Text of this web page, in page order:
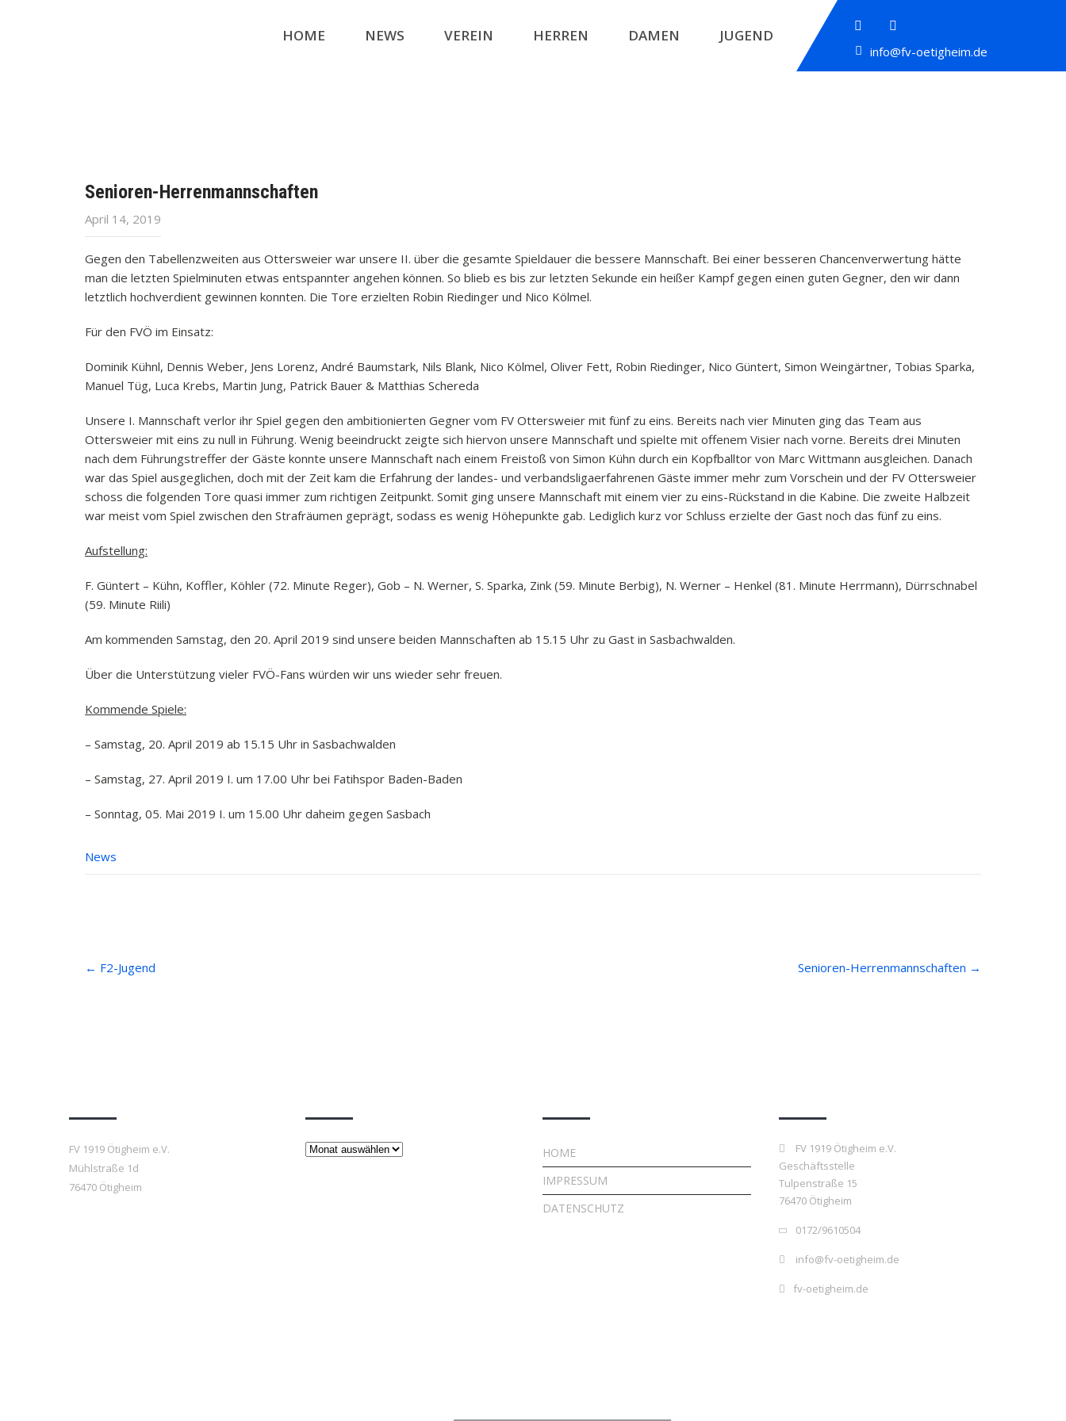
info@fv-oetigheim.de
HOME NEWS VEREIN HERREN DAMEN JUGEND
Senioren-Herrenmannschaften
April 14, 2019
Gegen den Tabellenzweiten aus Ottersweier war unsere II. über die gesamte Spieldauer die bessere Mannschaft. Bei einer besseren Chancenverwertung hätte
man die letzten Spielminuten etwas entspannter angehen können. So blieb es bis zur letzten Sekunde ein heißer Kampf gegen einen guten Gegner, den wir dann
letztlich hochverdient gewinnen konnten. Die Tore erzielten Robin Riedinger und Nico Kölmel.
Für den FVÖ im Einsatz:
Dominik Kühnl, Dennis Weber, Jens Lorenz, André Baumstark, Nils Blank, Nico Kölmel, Oliver Fett, Robin Riedinger, Nico Güntert, Simon Weingärtner, Tobias Sparka,
Manuel Tüg, Luca Krebs, Martin Jung, Patrick Bauer & Matthias Schereda
Unsere I. Mannschaft verlor ihr Spiel gegen den ambitionierten Gegner vom FV Ottersweier mit fünf zu eins. Bereits nach vier Minuten ging das Team aus
Ottersweier mit eins zu null in Führung. Wenig beeindruckt zeigte sich hiervon unsere Mannschaft und spielte mit offenem Visier nach vorne. Bereits drei Minuten
nach dem Führungstreffer der Gäste konnte unsere Mannschaft nach einem Freistoß von Simon Kühn durch ein Kopfballtor von Marc Wittmann ausgleichen. Danach
war das Spiel ausgeglichen, doch mit der Zeit kam die Erfahrung der landes- und verbandsligaerfahrenen Gäste immer mehr zum Vorschein und der FV Ottersweier
schoss die folgenden Tore quasi immer zum richtigen Zeitpunkt. Somit ging unsere Mannschaft mit einem vier zu eins-Rückstand in die Kabine. Die zweite Halbzeit
war meist vom Spiel zwischen den Strafräumen geprägt, sodass es wenig Höhepunkte gab. Lediglich kurz vor Schluss erzielte der Gast noch das fünf zu eins.
Aufstellung:
F. Güntert – Kühn, Koffler, Köhler (72. Minute Reger), Gob – N. Werner, S. Sparka, Zink (59. Minute Berbig), N. Werner – Henkel (81. Minute Herrmann), Dürrschnabel
(59. Minute Riili)
Am kommenden Samstag, den 20. April 2019 sind unsere beiden Mannschaften ab 15.15 Uhr zu Gast in Sasbachwalden.
Über die Unterstützung vieler FVÖ-Fans würden wir uns wieder sehr freuen.
Kommende Spiele:
– Samstag, 20. April 2019 ab 15.15 Uhr in Sasbachwalden
– Samstag, 27. April 2019 I. um 17.00 Uhr bei Fatihspor Baden-Baden
– Sonntag, 05. Mai 2019 I. um 15.00 Uhr daheim gegen Sasbach
News
navigation
← F2-Jugend Senioren-Herrenmannschaften →
FV 1919 Ötigheim e.V.
Mühlstraße 1d
76470 Ötigheim
Beiträge
HOME
IMPRESSUM
DATENSCHUTZ
FV 1919 Ötigheim e.V.
Geschäftsstelle
Tulpenstraße 15
76470 Ötigheim
0172/9610504
info@fv-oetigheim.de
fv-oetigheim.de